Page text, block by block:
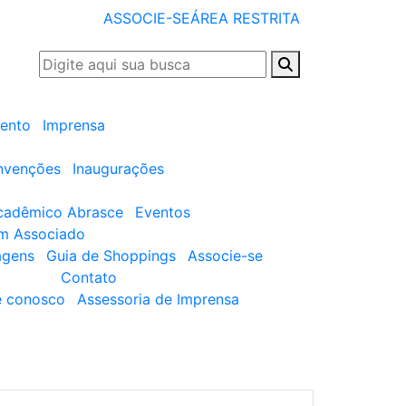
ASSOCIE-SEÁREA RESTRITA
Imprensa
Inaugurações
Abrasce
Eventos
Associado
Guia de Shoppings
Associe-se
Contato
conosco
Assessoria de Imprensa